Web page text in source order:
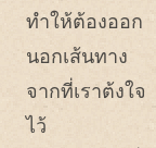
ทำให้ต้องออก
นอกเส้นทาง
จากที่เราต้งใจ
ไว้